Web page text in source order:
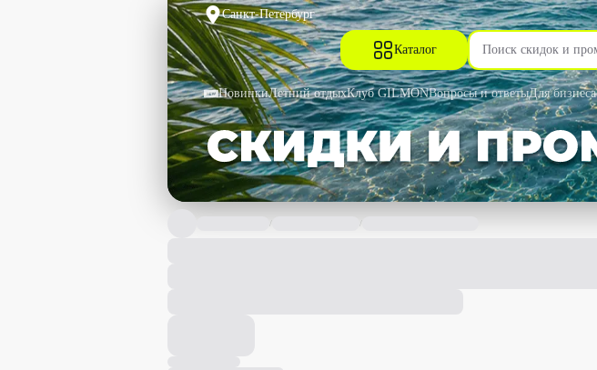
Санкт-Петербург
Каталог
НовинкиЛетний отдыхКлуб GILMONВопросы и ответыДля бизнеса
/ /